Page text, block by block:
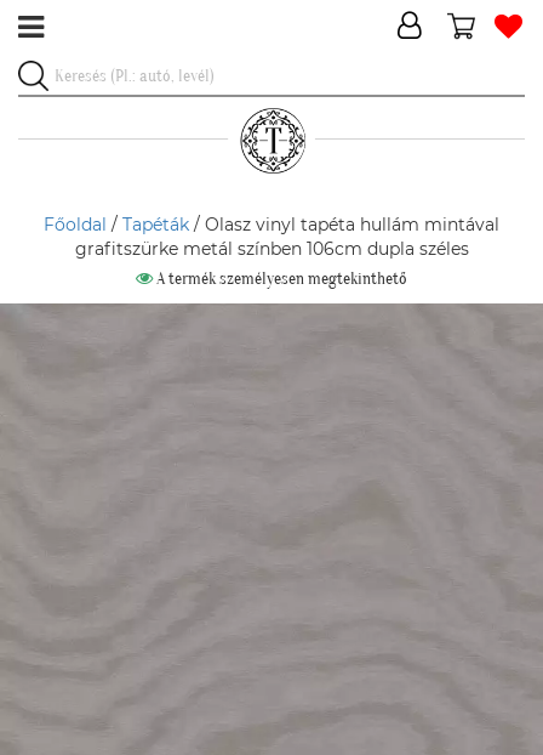
Főoldal / Tapéták / Olasz vinyl tapéta hullám mintával
grafitszürke metál színben 106cm dupla széles
A termék személyesen megtekinthető